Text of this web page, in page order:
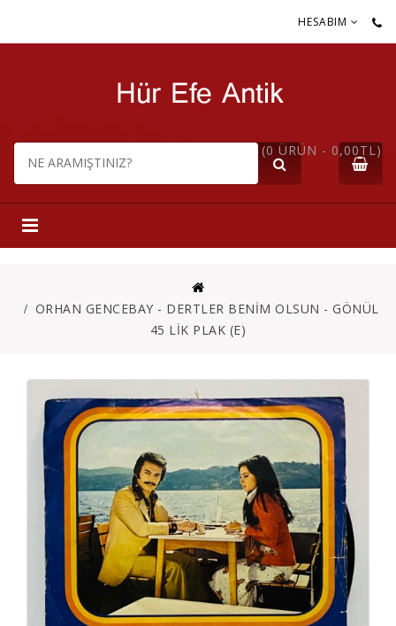
HESABIM
(0 ÜRÜN - 0,00TL)
ORHAN GENCEBAY - DERTLER BENİM OLSUN - GÖNÜL
45 LİK PLAK (E)